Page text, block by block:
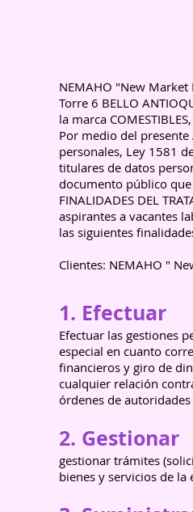
NEMAHO "New
Torre 6 BELLO
la marca
Por medio del presente
personales, Ley 1581
titulares de datos
documento público
FINALIDADES DEL
aspirantes a vacantes
las siguientes
Clientes: NEMAHO "
1. Efectuar
Efectuar las gestiones
especial en cuanto
financieros y giro de
cualquier relación
órdenes de
2. Gestionar
gestionar trámites
bienes y servicios de la